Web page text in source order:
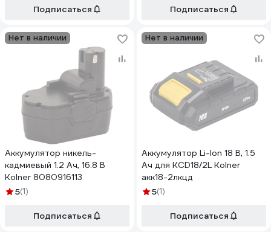
Подписаться
Подписаться
Нет в наличии
Аккумулятор никель-
кадмиевый 1.2 Ач, 16.8 В
Kolner 8080916113
5(1)
Подписаться
Нет в наличии
Аккумулятор Li-Ion 18 В, 1.5
Ач для KCD18/2L Kolner
акк18-2лкцд
5(1)
Подписаться